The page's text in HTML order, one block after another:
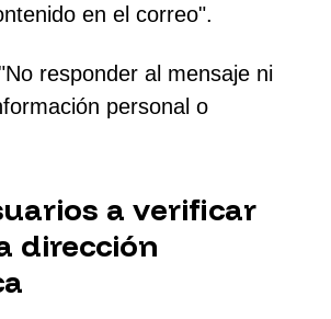
en el correo".
responder al mensaje ni
personal o
a verificar
dirección